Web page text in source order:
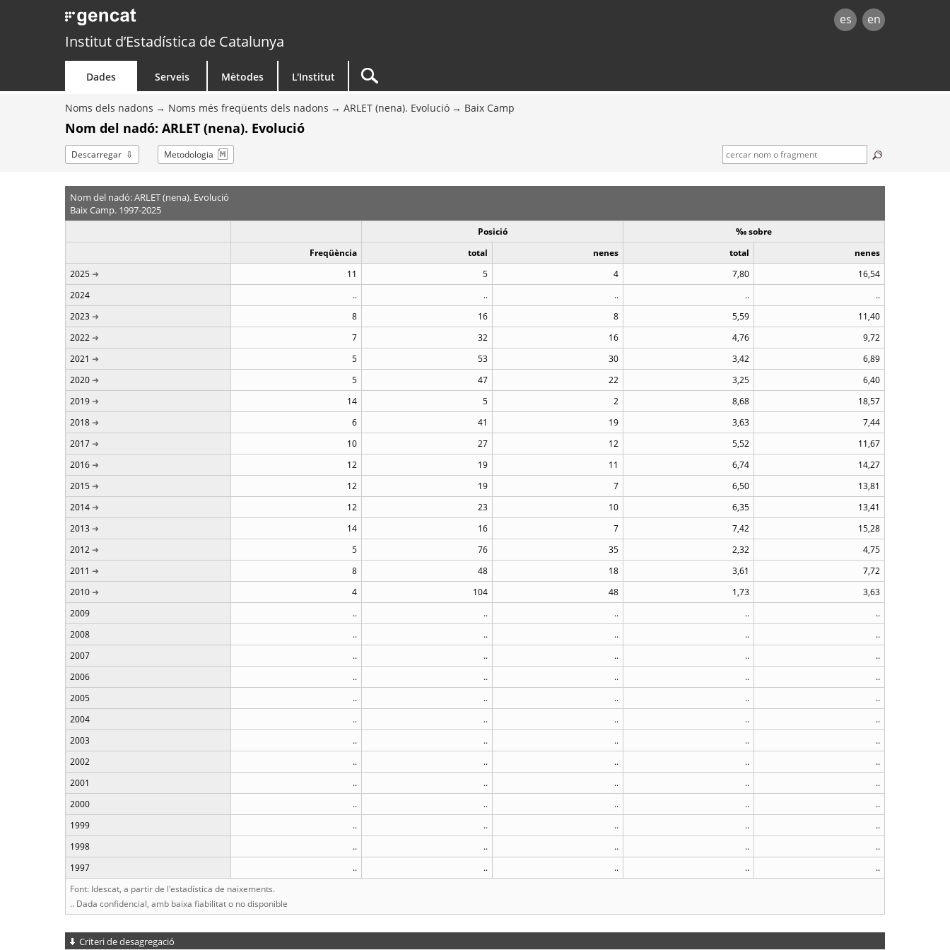
es en
Institut d’Estadística de Catalunya
Dades Serveis Mètodes L'Institut
Noms dels nadons Noms més freqüents dels nadons ARLET (nena). Evolució Baix Camp
Nom del nadó: ARLET (nena). Evolució
Descarregar Metodologia
Nom del nadó: ARLET (nena). Evolució
Baix Camp. 1997-2025
Posició
‰ sobre
Freqüència
total nenes total
nenes
2025
11 5 4 7,80
16,54
2024
.. .. .. ..
..
2023
8 16 8 5,59
11,40
2022
7 32 16 4,76
9,72
2021
5 53 30 3,42
6,89
2020
5 47 22 3,25
6,40
2019
14 5 2 8,68
18,57
2018
6 41 19 3,63
7,44
2017
10 27 12 5,52
11,67
2016
12 19 11 6,74
14,27
2015
12 19 7 6,50
13,81
2014
12 23 10 6,35
13,41
2013
14 16 7 7,42
15,28
2012
5 76 35 2,32
4,75
2011
8 48 18 3,61
7,72
2010
4 104 48 1,73
3,63
2009
.. .. .. ..
..
2008
.. .. .. ..
..
2007
.. .. .. ..
..
2006
.. .. .. ..
..
2005
.. .. .. ..
..
2004
.. .. .. ..
..
2003
.. .. .. ..
..
2002
.. .. .. ..
..
2001
.. .. .. ..
..
2000
.. .. .. ..
..
1999
.. .. .. ..
..
1998
.. .. .. ..
..
1997
.. .. .. ..
..
Font: Idescat, a partir de l'estadística de naixements.
.. Dada confidencial, amb baixa fiabilitat o no disponible
Criteri de desagregació